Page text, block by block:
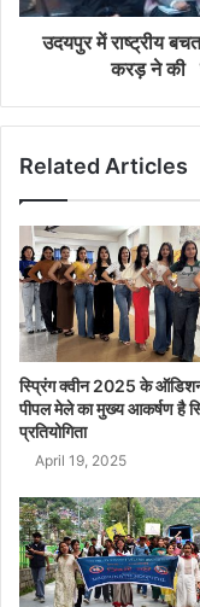
उदयपुर में राष्ट्रीय
करड़ ने की
Related Articles
स्प्रिंग क्वीन 2025 के
पीपल मेले का मुख्य आकर्षण है
प्रतियोगिता
April 19, 2025